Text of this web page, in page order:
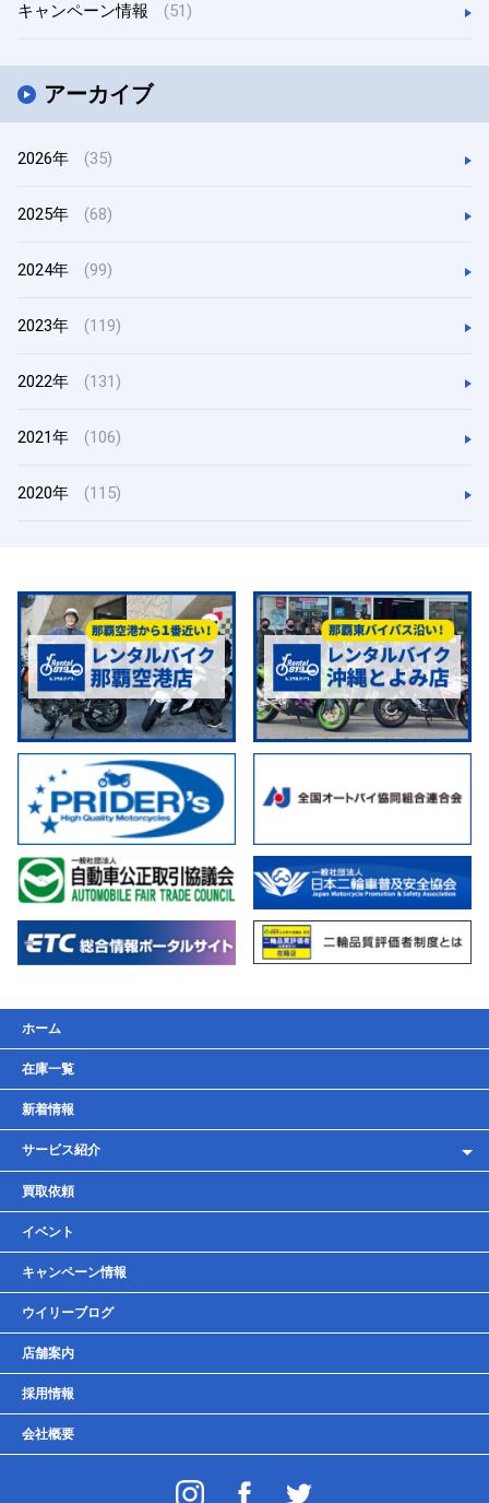
キャンペーン情報 (51)
アーカイブ
2026年 (35)
2025年 (68)
2024年 (99)
2023年 (119)
2022年 (131)
2021年 (106)
2020年 (115)
ホーム
在庫一覧
新着情報
サービス紹介
レンタルバイク
車検・点検・整備
貸しガレージ
買取依頼
イベント
キャンペーン情報
ウイリーブログ
店舗案内
採用情報
会社概要